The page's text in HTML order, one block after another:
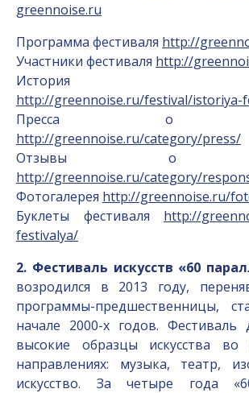
greennoise.ru
Программа фестиваля http://
Участники фестиваля http://
История
http://greennoise.ru/festival/istoriya-
Пресса о
http://greennoise.ru/category/press/
Отзывы о
http://greennoise.ru/category/
Фотогалерея http://greennoise.ru/
Буклеты фестиваля http://
festivalya/
2. Фестиваль искусств «60
возродился в 2013 году,
программы-предшественницы,
начале 2000-х годов. Фестиваль
высокие образцы искусства во
направлениях: музыка, театр,
искусство. За четыре года